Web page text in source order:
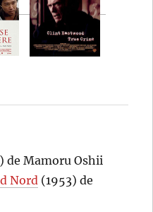
de Mamoru Oshii
Nord (1953) de